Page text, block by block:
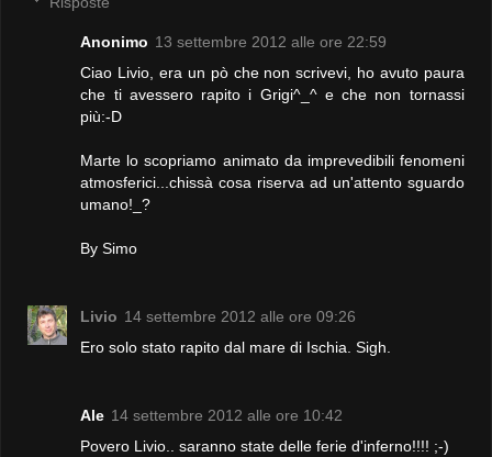
Anonimo 13 settembre 2012 alle ore 22:59
Ciao Livio, era un pò che non scrivevi, ho avuto paura
che ti avessero rapito i Grigi^_^ e che non tornassi
più:-D
Marte lo scopriamo animato da imprevedibili fenomeni
atmosferici...chissà cosa riserva ad un'attento sguardo
umano!_?
By Simo
Livio 14 settembre 2012 alle ore 09:26
Ero solo stato rapito dal mare di Ischia. Sigh.
Ale 14 settembre 2012 alle ore 10:42
Povero Livio.. saranno state delle ferie d'inferno!!!! ;-)